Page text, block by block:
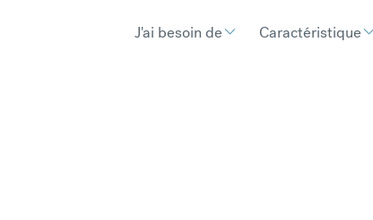
J'ai besoin de Caractéristique